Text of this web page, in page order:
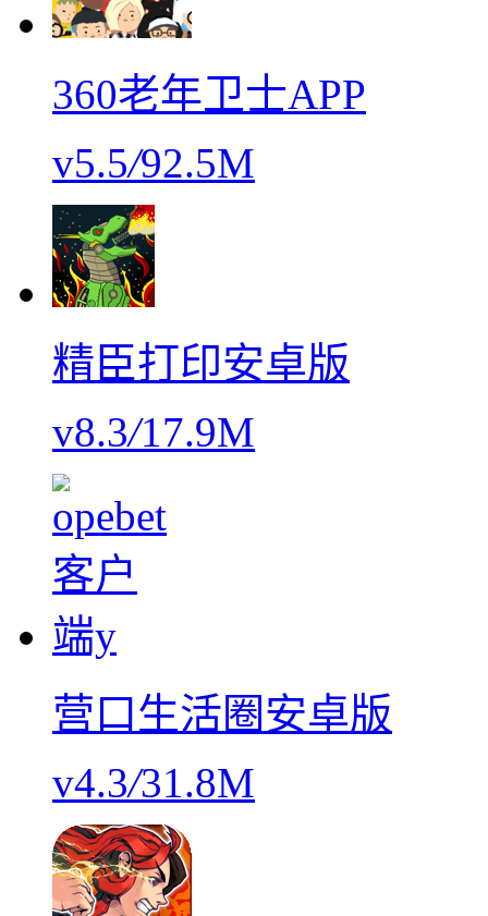
360老年卫士APP
v5.5/92.5M
精臣打印安卓版
v8.3/17.9M
营口生活圈安卓版
v4.3/31.8M